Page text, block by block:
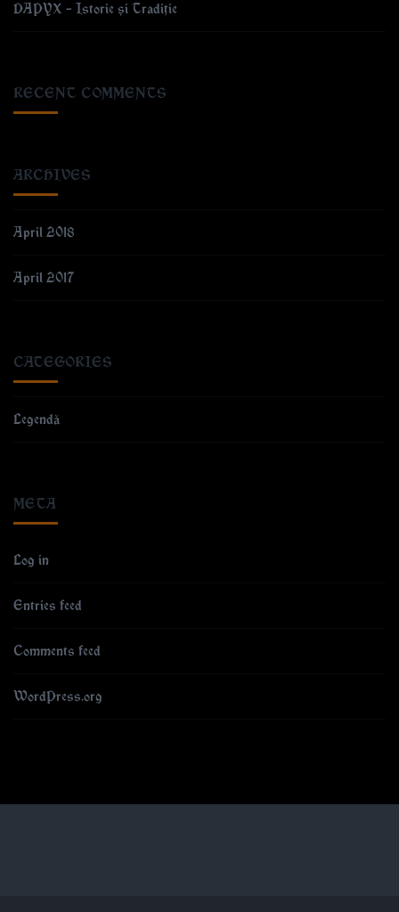
DAPYX – Istorie și Tradiție
RECENT COMMENTS
ARCHIVES
April 2018
April 2017
CATEGORIES
Legendă
META
Log in
Entries feed
Comments feed
WordPress.org